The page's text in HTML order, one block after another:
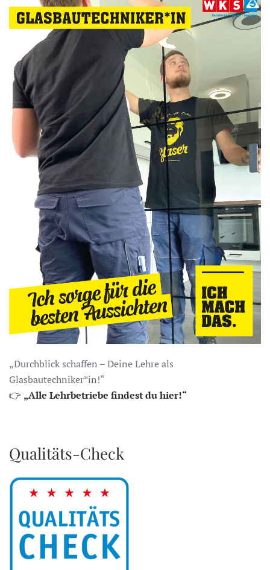
„Durchblick schaffen – Deine Lehre als
Glasbautechniker*in!“
👉 „Alle Lehrbetriebe findest du hier!“
Qualitäts-Check